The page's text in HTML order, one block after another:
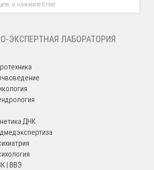
ЭКСПЕРТНАЯ ЛАБОРАТОРИЯ
ДНК
| ВВЭ